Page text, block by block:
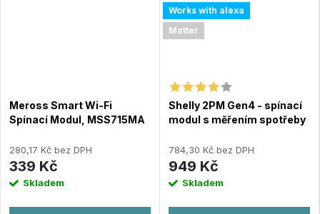
Meross Smart Wi-Fi
Spínací Modul, MSS715MA
280,17 Kč bez DPH
339 Kč
Skladem
Works with alexa
Matter
Shelly 2PM Gen4 - spínací
modul s měřením spotřeby
Zigbee, Matter)
784,30 Kč bez DPH
949 Kč
Skladem